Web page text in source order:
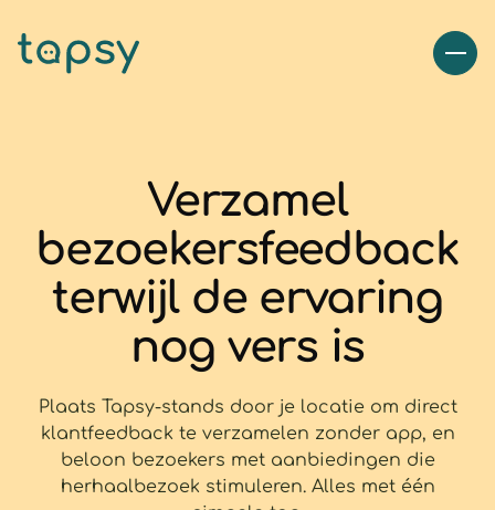
Verzamel
bezoekersfeedback
terwijl de ervaring
nog vers is
Plaats Tapsy-stands door je locatie om direct
klantfeedback te verzamelen zonder app, en
beloon bezoekers met aanbiedingen die
herhaalbezoek stimuleren. Alles met één